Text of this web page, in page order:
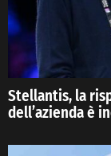
Stellantis, la
dell’azienda è